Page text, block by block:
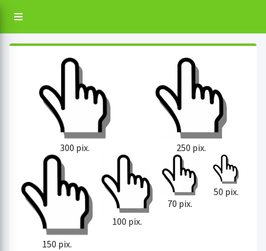
300 pix. 250 pix.
150 pix.
100 pix.
70 pix.
50 pix.